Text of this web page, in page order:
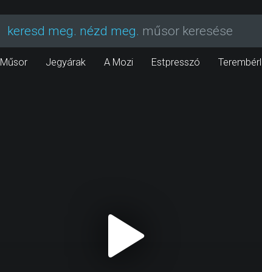
keresd meg. nézd meg. műsor keresése
Műsor Jegyárak A Mozi Estpresszó